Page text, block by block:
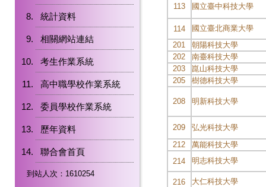
統計資料
相關網站連結
考生作業系統
高中職學校作業系統
委員學校作業系統
歷年資料
聯合會首頁
到站人次：1610254
113 國立臺中科技大學
114
國立臺北商業大學
201
朝陽科技大學
202
南臺科技大學
203
崑山科技大學
205
樹德科技大學
208 明新科技大學
209
弘光科技大學
212
萬能科技大學
214
明志科技大學
216
大仁科技大學